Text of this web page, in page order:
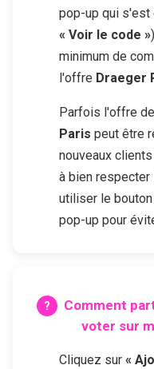
pop-up qui s'est
« Voir le code »
minimum de
l'offre Draeger
Parfois l'offre
Paris peut être
nouveaux clients
à bien respecter
utiliser le bouton
pop-up pour
Comment
voter sur
Cliquez sur «